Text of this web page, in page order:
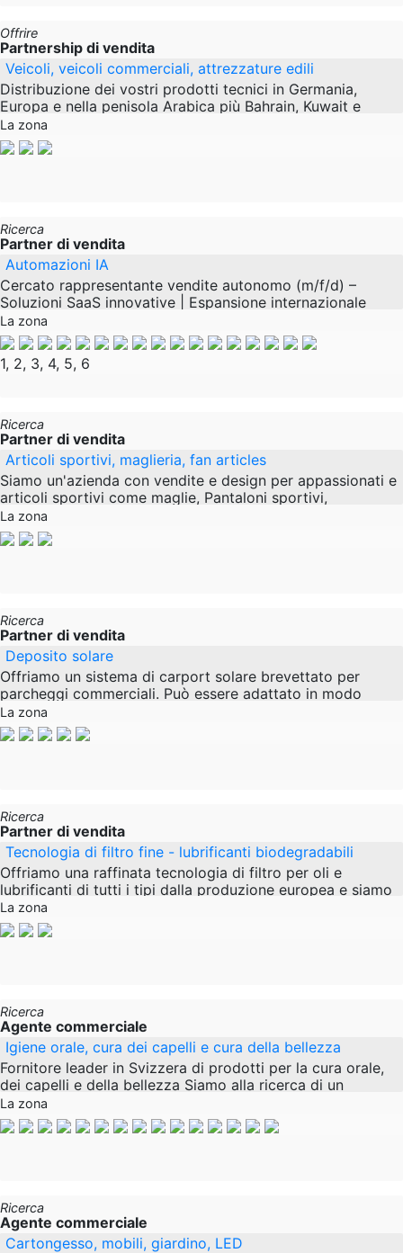
Offrire
Partnership di vendita
Veicoli, veicoli commerciali, attrezzature edili
Distribuzione dei vostri prodotti tecnici in Germania,
Europa e nella penisola Arabica più Bahrain, Kuwait e
Qatar. Focus sul settore automobilistico e dei
La zona
Ricerca
Partner di vendita
Automazioni IA
Cercato rappresentante vendite autonomo (m/f/d) –
Soluzioni SaaS innovative | Espansione internazionale
Siamo un'azienda orientata alla crescita specializzata
La zona
1, 2, 3, 4, 5, 6
Ricerca
Partner di vendita
Articoli sportivi, maglieria, fan articles
Siamo un'azienda con vendite e design per appassionati e
articoli sportivi come maglie, Pantaloni sportivi,
passamanerie, sciarpe e molto altro. Stiamo
La zona
Ricerca
Partner di vendita
Deposito solare
Offriamo un sistema di carport solare brevettato per
parcheggi commerciali. Può essere adattato in modo
flessibile alle diverse geometrie dei parcheggi.
La zona
Ricerca
Partner di vendita
Tecnologia di filtro fine - lubrificanti biodegradabili
Offriamo una raffinata tecnologia di filtro per oli e
lubrificanti di tutti i tipi dalla produzione europea e siamo
alla ricerca di partner di vendita. La
La zona
Ricerca
Agente commerciale
Igiene orale, cura dei capelli e cura della bellezza
Fornitore leader in Svizzera di prodotti per la cura orale,
dei capelli e della bellezza Siamo alla ricerca di un
rappresentante di vendita o di un partner di
La zona
Ricerca
Agente commerciale
Cartongesso, mobili, giardino, LED